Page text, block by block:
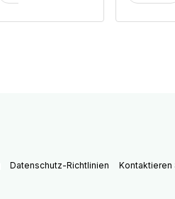
Datenschutz-Richtlinien Kontaktieren